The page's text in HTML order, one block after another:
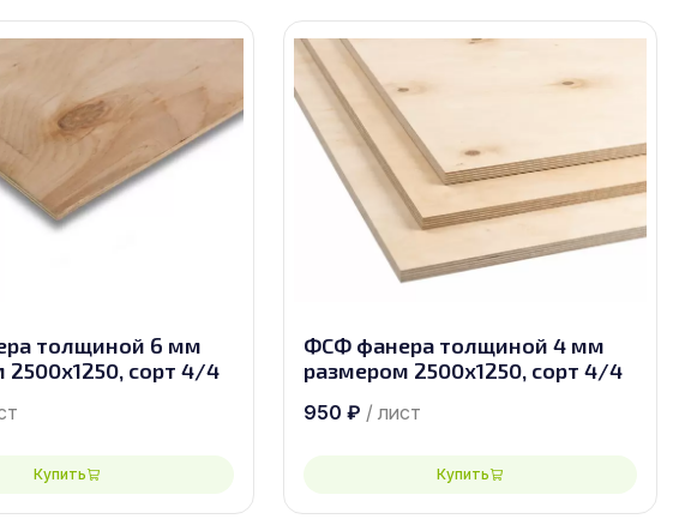
толщиной 6 мм
2500х1250, сорт 4/4
Купить
ФСФ фанера толщиной 4 мм
размером 2500х1250, сорт 4/4
950 ₽ / лист
Купить